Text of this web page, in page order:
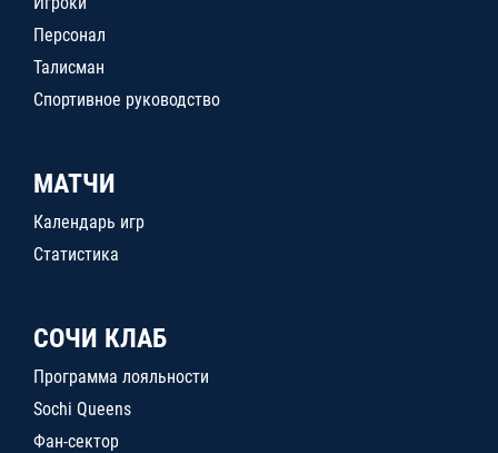
Персонал
Талисман
Спортивное руководство
МАТЧИ
Календарь игр
Статистика
СОЧИ КЛАБ
Программа лояльности
Sochi Queens
Фан-сектор